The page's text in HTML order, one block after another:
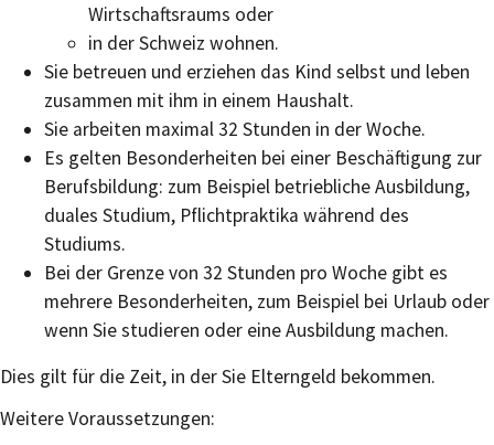
Wirtschaftsraums oder
in der Schweiz wohnen.
Sie betreuen und erziehen das Kind selbst und leben
zusammen mit ihm in einem Haushalt.
Sie arbeiten maximal 32 Stunden in der Woche.
Es gelten Besonderheiten bei einer Beschäftigung zur
Berufsbildung: zum Beispiel betriebliche Ausbildung,
duales Studium, Pflichtpraktika während des
Studiums.
Bei der Grenze von 32 Stunden pro Woche gibt es
mehrere Besonderheiten, zum Beispiel bei Urlaub oder
wenn Sie studieren oder eine Ausbildung machen.
Dies gilt für die Zeit, in der Sie Elterngeld bekommen.
Weitere Voraussetzungen: